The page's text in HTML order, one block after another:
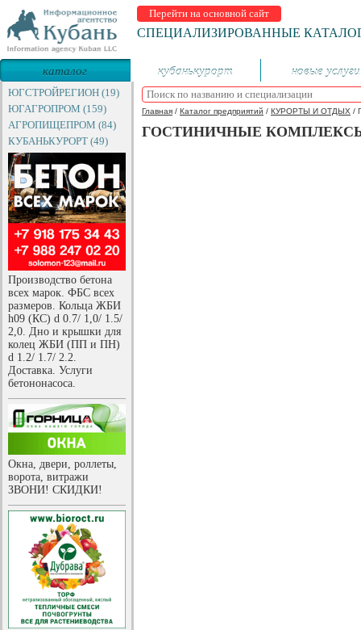
Перейти на основной сайт
СПЕЦИАЛИЗИРОВАННЫЕ
каталог
предприятий
кубанькурорт новые услуги
ЮГСТРОЙРЕГИОН (19)
ЮГАГРОПРОМ (159)
АГРОПИЩЕПРОМ (84)
КУБАНЬКУРОРТ (49)
Производство бетона
всех марок. ФБС всех
размеров. Кольца ЖБИ
h09 (КС) d 0.7/ 1,0/ 1.5/
2,0. Дно и крышки для
колец ЖБИ (ПП и ПН)
d 1.2/ 1.7/ 2.2.
Доставка. Услуги
бетононасоса.
Окна, двери, роллеты,
ворота, витражи
ЗВОНИ! СКИДКИ!
Главная / Каталог предприятий / КУРОРТЫ И ОТДЫХ /
ГОСТИНИЧНЫЕ